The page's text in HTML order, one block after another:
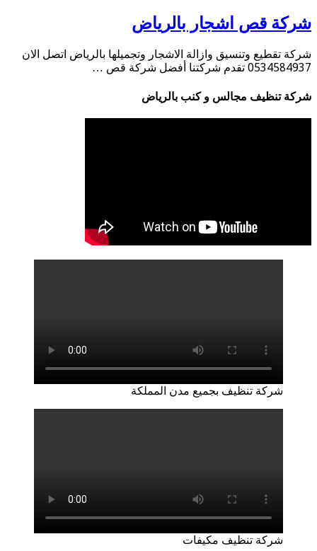
قص اشجار بالرياض
تقطيع وتنسيق وازالة الاشجار وتجميلها بالرياض اتصل الان
تقدم شركتنا أفضل شركة قص …
تنظيف مجالس و كنب بالرياض
شركة تنظيف بجميع مدن المملكة
شركة تنظيف مكيفات